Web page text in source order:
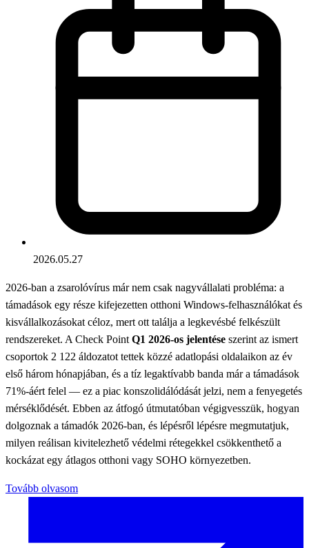
2026.05.27
2026-ban a zsarolóvírus már nem csak nagyvállalati probléma: a
támadások egy része kifejezetten otthoni Windows-felhasználókat és
kisvállalkozásokat céloz, mert ott találja a legkevésbé felkészült
rendszereket. A Check PointQ1 2026-os jelentése szerint az ismert
csoportok 2 122 áldozatot tettek közzé adatlopási oldalaikon az év
első három hónapjában, és a tíz legaktívabb banda már a támadások
71%-áért felel — ez a piac konszolidálódását jelzi, nem a fenyegetés
mérséklődését. Ebben az átfogó útmutatóban végigvesszük, hogyan
dolgoznak a támadók 2026-ban, és lépésről lépésre megmutatjuk,
milyen reálisan kivitelezhető védelmi rétegekkel csökkenthető a
kockázat egy átlagos otthoni vagy SOHO környezetben.
Tovább olvasom